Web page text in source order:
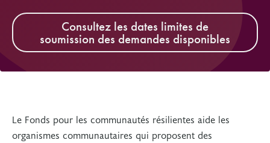
Consultez les dates limites de
soumission des demandes disponibles
Le Fonds pour les communautés résilientes aide les
organismes communautaires qui proposent des